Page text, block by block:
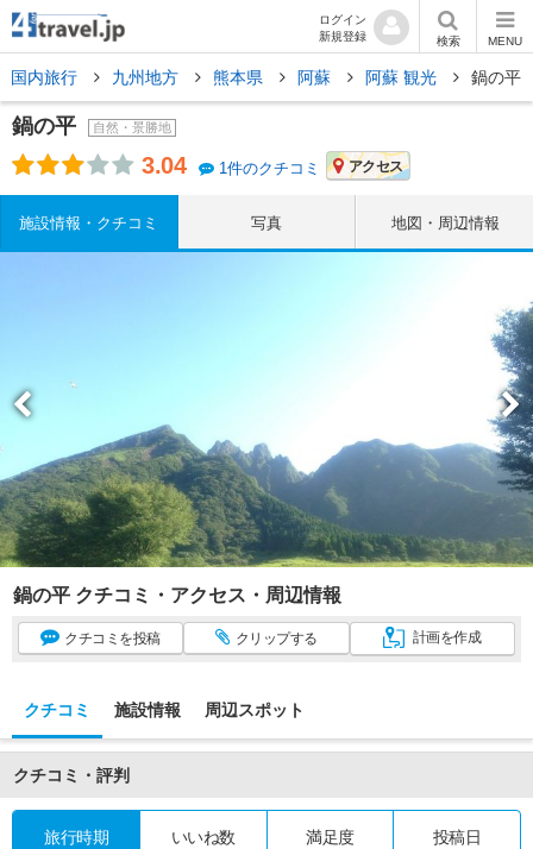
ログイン
新規登録
検索 MENU
国内旅行 九州地方 熊本県 阿蘇 阿蘇 観光 鍋の平
鍋の平 自然・景勝地
3.04 1件のクチコミ アクセス
施設情報・クチコミ 写真 地図・周辺情報
鍋の平 クチコミ・アクセス・周辺情報
クチコミ を投稿 クリップする 計画を作成
クチコミ 施設情報 周辺スポット
クチコミ・評判
旅行時期 いいね数 満足度 投稿日